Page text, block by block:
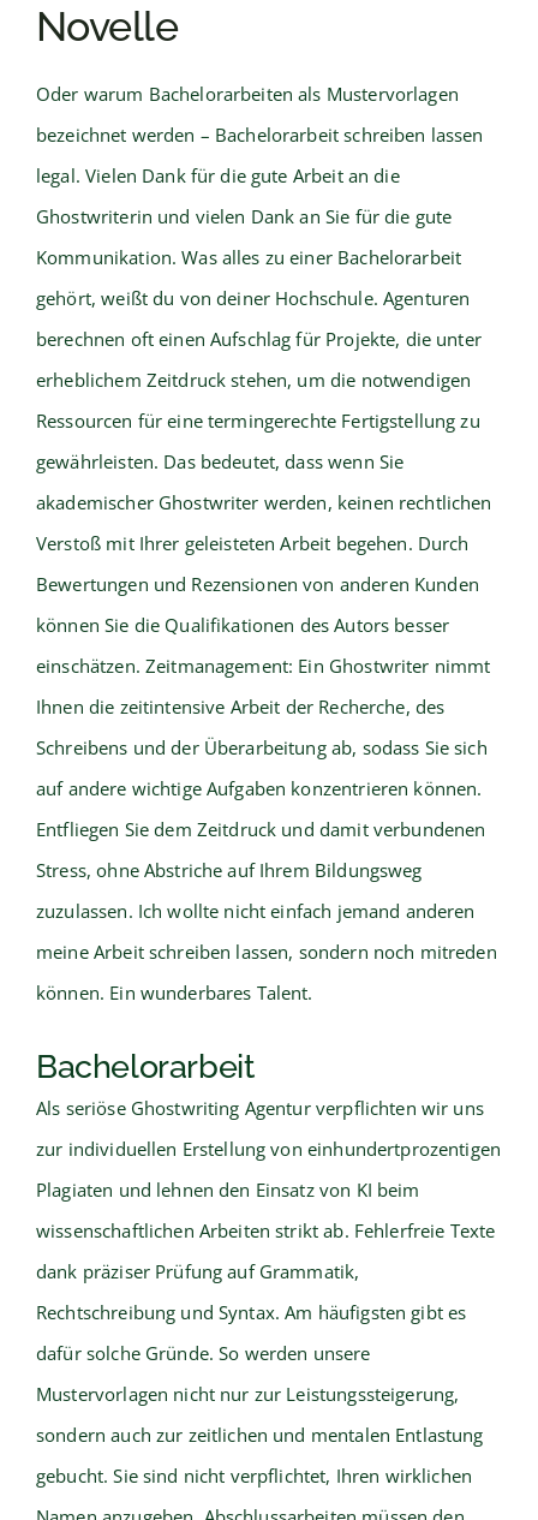
Novelle
Oder warum Bachelorarbeiten als Mustervorlagen
bezeichnet werden – Bachelorarbeit schreiben lassen
legal. Vielen Dank für die gute Arbeit an die
Ghostwriterin und vielen Dank an Sie für die gute
Kommunikation. Was alles zu einer Bachelorarbeit
gehört, weißt du von deiner Hochschule. Agenturen
berechnen oft einen Aufschlag für Projekte, die unter
erheblichem Zeitdruck stehen, um die notwendigen
Ressourcen für eine termingerechte Fertigstellung zu
gewährleisten. Das bedeutet, dass wenn Sie
akademischer Ghostwriter werden, keinen rechtlichen
Verstoß mit Ihrer geleisteten Arbeit begehen. Durch
Bewertungen und Rezensionen von anderen Kunden
können Sie die Qualifikationen des Autors besser
einschätzen. Zeitmanagement: Ein Ghostwriter nimmt
Ihnen die zeitintensive Arbeit der Recherche, des
Schreibens und der Überarbeitung ab, sodass Sie sich
auf andere wichtige Aufgaben konzentrieren können.
Entfliegen Sie dem Zeitdruck und damit verbundenen
Stress, ohne Abstriche auf Ihrem Bildungsweg
zuzulassen. Ich wollte nicht einfach jemand anderen
meine Arbeit schreiben lassen, sondern noch mitreden
können. Ein wunderbares Talent.
Bachelorarbeit
Als seriöse Ghostwriting Agentur verpflichten wir uns
zur individuellen Erstellung von einhundertprozentigen
Plagiaten und lehnen den Einsatz von KI beim
wissenschaftlichen Arbeiten strikt ab. Fehlerfreie Texte
dank präziser Prüfung auf Grammatik,
Rechtschreibung und Syntax. Am häufigsten gibt es
dafür solche Gründe. So werden unsere
Mustervorlagen nicht nur zur Leistungssteigerung,
sondern auch zur zeitlichen und mentalen Entlastung
gebucht. Sie sind nicht verpflichtet, Ihren wirklichen